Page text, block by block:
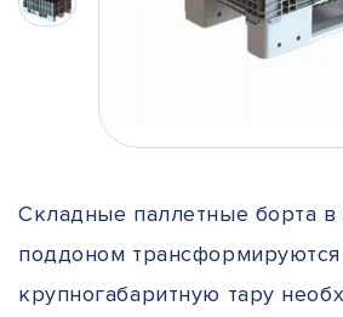
Складные паллетные борта в
поддоном
крупногабаритную тару